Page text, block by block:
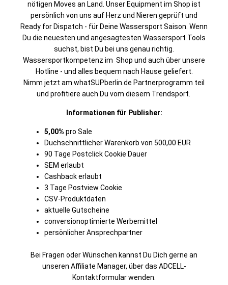
nötigen Moves an Land. Unser Equipment im Shop ist
persönlich von uns auf Herz und Nieren geprüft und
Ready for Dispatch - für Deine Wassersport Saison. Wenn
Du die neuesten und angesagtesten Wassersport Tools
suchst, bist Du bei uns genau richtig.
Wassersportkompetenz im Shop und auch über unsere
Hotline - und alles bequem nach Hause geliefert.
Nimm jetzt am whatSUPberlin.de Partnerprogramm teil
und profitiere auch Du vom diesem Trendsport.
Informationen für Publisher:
5,00% pro Sale
Duchschnittlicher Warenkorb von 500,00 EUR
90 Tage Postclick Cookie Dauer
SEM erlaubt
Cashback erlaubt
3 Tage Postview Cookie
CSV-Produktdaten
aktuelle Gutscheine
conversionoptimierte Werbemittel
persönlicher Ansprechpartner
Bei Fragen oder Wünschen kannst Du Dich gerne an
unseren Affiliate Manager, über das ADCELL-
Kontaktformular wenden.